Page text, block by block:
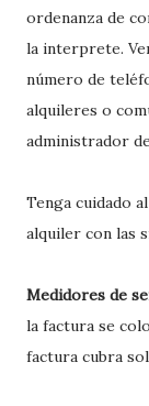
ordenanza de
la interprete.
número de
alquileres o
administrador
Tenga cuidado
alquiler con las
Medidores de
la factura se
factura cubra